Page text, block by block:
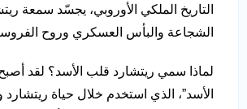
التاريخ الملكي الأوروبي، يجسّد سمعة
الشجاعة والبأس العسكري وروح
لماذا سمي ريتشارد قلب الأسد؟ لقد
الأسد”، الذي استخدم خلال حياة